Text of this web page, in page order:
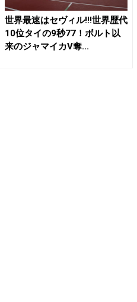
世界最速はセヴィル!!!世界歴代
10位タイの9秒77！ボルト以
来のジャマイカV奪...